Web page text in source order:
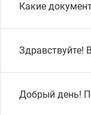
Какие
Здравствуйте!
Добрый день!